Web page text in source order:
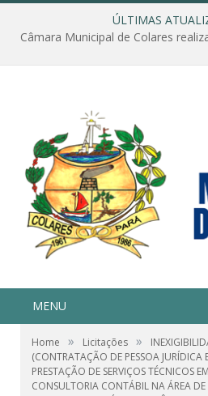
ÚLTIMAS
MENU
Home » Licitações »
(CONTRATAÇÃO DE PESSOA
PRESTAÇÃO DE SERVIÇOS TÉCNICOS
CONSULTORIA CONTÁBIL NA ÁREA